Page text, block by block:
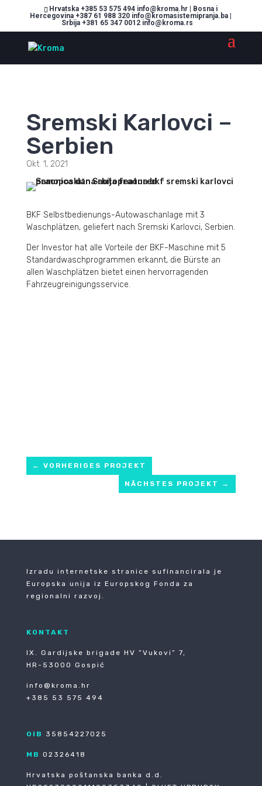
Hrvatska +385 53 575 494 info@kroma.hr | Bosna i
Hercegovina +387 61 988 320 info@kromasistemipranja.ba |
Srbija +381 65 347 0012 info@kroma.rs
Sremski Karlovci –
Serbien
Okt. 1, 2021
BKF Selbstbedienungs-Autowaschanlage mit 3
Waschplätzen, geliefert nach Sremski Karlovci, Serbien.
Der Investor hat alle Vorteile der BKF-Maschine mit 5
Standardwaschprogrammen erkannt, die Bürste an
allen Waschplätzen bietet einen hervorragenden
Fahrzeugreinigungsservice.
← VORHERIGES PROJEKT
NÄCHSTES PROJEKT →
Izradu internetske stranice sufinancirala je
Europska unija iz Europskog Fonda za
regionalni razvoj.
KONTAKT
IX. Gardijske brigade HV ”Vukovi” 7,
HR-53000 Gospić
info@kroma.hr
+385 53 575 494
OIB 35854227025
MB 02326418
Hrvatska poštanska banka d.d.